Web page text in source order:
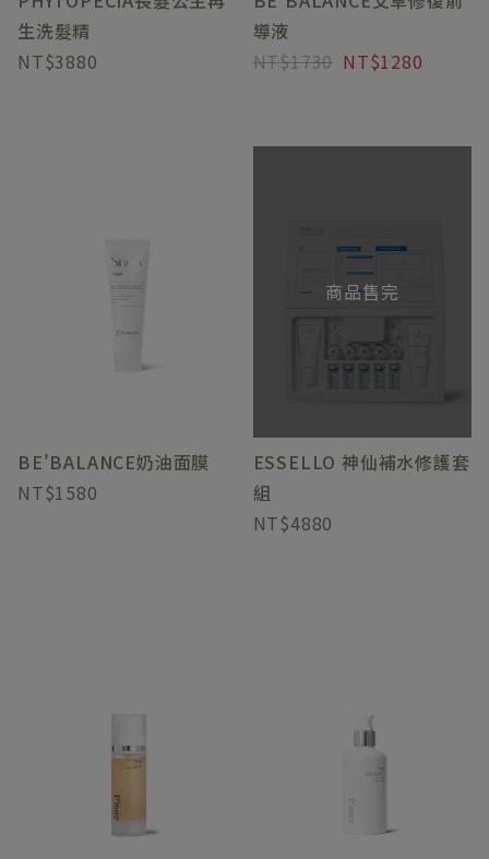
生洗髮精
3880
導液
1730
1280
BE'BALANCE奶油面膜
1580
商品售完
ESSELLO 神仙補水修護套
組
4880